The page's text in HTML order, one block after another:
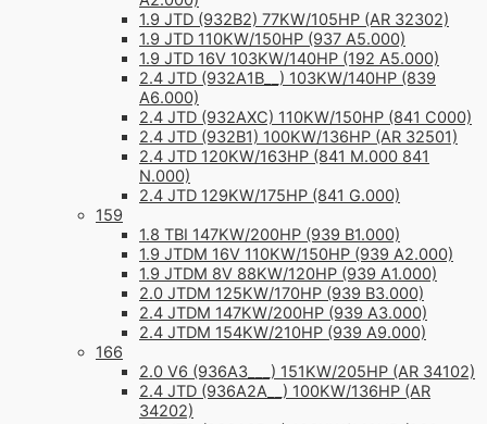
1.9 JTD (932B2) 77KW/105HP (AR 32302)
1.9 JTD 110KW/150HP (937 A5.000)
1.9 JTD 16V 103KW/140HP (192 A5.000)
2.4 JTD (932A1B__) 103KW/140HP (839
A6.000)
2.4 JTD (932AXC) 110KW/150HP (841 C000)
2.4 JTD (932B1) 100KW/136HP (AR 32501)
2.4 JTD 120KW/163HP (841 M.000 841
N.000)
2.4 JTD 129KW/175HP (841 G.000)
159
1.8 TBI 147KW/200HP (939 B1.000)
1.9 JTDM 16V 110KW/150HP (939 A2.000)
1.9 JTDM 8V 88KW/120HP (939 A1.000)
2.0 JTDM 125KW/170HP (939 B3.000)
2.4 JTDM 147KW/200HP (939 A3.000)
2.4 JTDM 154KW/210HP (939 A9.000)
166
2.0 V6 (936A3___) 151KW/205HP (AR 34102)
2.4 JTD (936A2A__) 100KW/136HP (AR
34202)